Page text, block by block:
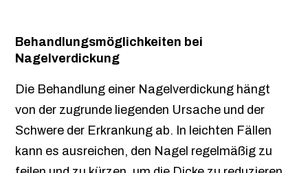
Behandlungsmöglichkeiten bei
Nagelverdickung
Die Behandlung einer Nagelverdickung hängt
von der zugrunde liegenden Ursache und der
Schwere der Erkrankung ab. In leichten Fällen
kann es ausreichen, den Nagel regelmäßig zu